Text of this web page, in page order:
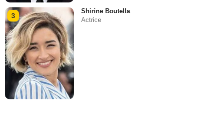
3
Shirine Boutella
Actrice